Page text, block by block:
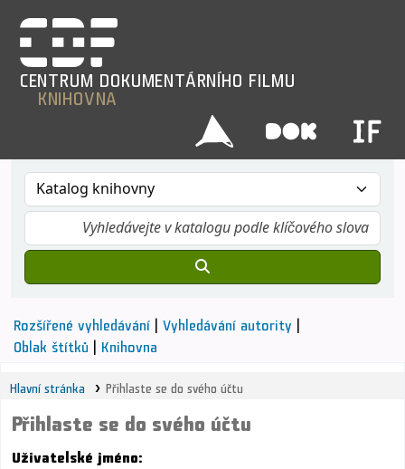
CENTRUMDOKUMENTÁRNÍHO FILMU
KNIHOVNA
Rozšířené vyhledávání Vyhledávání autority
Oblak štítků Knihovna
Hlavní stránka Přihlaste se do svého účtu
Přihlaste se do svého účtu
Uživatelské jméno: